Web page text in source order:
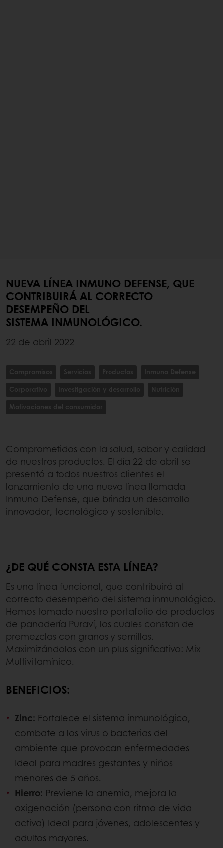
NUEVA LÍNEA INMUNO DEFENSE, QUE
CONTRIBUIRÁ AL CORRECTO
DESEMPEÑO DEL
SISTEMA INMUNOLÓGICO.
22 de abril 2022
Compromisos Servicios Productos
Inmuno Defense
Corporativo
Investigación y desarrollo
Nutrición
Motivaciones del consumidor
Comprometidos con la salud, sabor y calidad
de nuestros productos. El día 22 de abril se
presentó a todos nuestros clientes el
lanzamiento de una nueva línea llamada
Inmuno Defense, que brinda un desarrollo
innovador, tecnológico y sostenible.
¿DE QUÉ CONSTA ESTA LÍNEA?
Es una línea funcional, que contribuirá al
correcto desempeño del sistema inmunológico.
Hemos tomado nuestro portafolio de productos
de panadería Puraví, los cuales constan de
premezclas con granos y semillas.
Maximizándolos con un plus significativo: Mix
Multivitamínico.
BENEFICIOS:
Zinc: Fortalece el sistema inmunológico,
combate a los virus o bacterias del
ambiente que provocan enfermedades
Ideal para madres gestantes y niños
menores de 5 años.
Hierro: Previene la anemia, mejora la
oxigenación (persona con ritmo de vida
activa) Ideal para jóvenes, adolescentes y
adultos mayores.